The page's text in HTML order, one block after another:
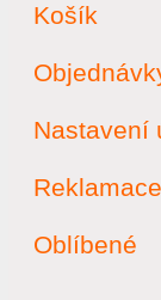
Košík
Nastavení
Reklamace
Oblíbené